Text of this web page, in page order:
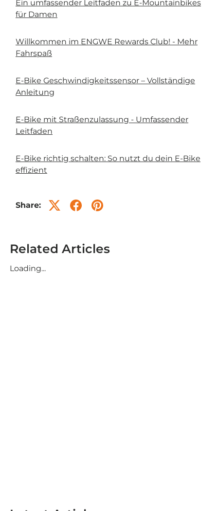
Ein umfassender Leitfaden zu E-Mountainbikes
für Damen
Willkommen im ENGWE Rewards Club! - Mehr
Fahrspaß
E-Bike Geschwindigkeitssensor – Vollständige
Anleitung
E-Bike mit Straßenzulassung - Umfassender
Leitfaden
E-Bike richtig schalten: So nutzt du dein E-Bike
effizient
Share:
Related Articles
Loading...